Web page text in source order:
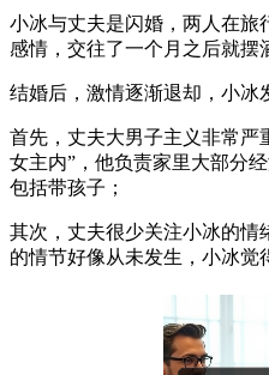
小冰与丈夫是闪婚，两人在旅
感情，交往了一个月之后就摆
结婚后，激情逐渐退却，小冰
首先，丈夫大男子主义非常严
女主内”，他负责家里大部分
包括带孩子；
其次，丈夫很少关注小冰的情
的情节好像从未发生，小冰觉